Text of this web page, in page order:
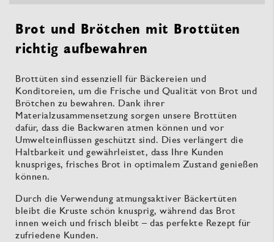
Brot und Brötchen mit Brottüten
richtig aufbewahren
Brottüten sind essenziell für Bäckereien und
Konditoreien, um die Frische und Qualität von Brot und
Brötchen zu bewahren. Dank ihrer
Materialzusammensetzung sorgen unsere Brottüten
dafür, dass die Backwaren atmen können und vor
Umwelteinflüssen geschützt sind. Dies verlängert die
Haltbarkeit und gewährleistet, dass Ihre Kunden
knuspriges, frisches Brot in optimalem Zustand genießen
können.
Durch die Verwendung atmungsaktiver Bäckertüten
bleibt die Kruste schön knusprig, während das Brot
innen weich und frisch bleibt – das perfekte Rezept für
zufriedene Kunden.